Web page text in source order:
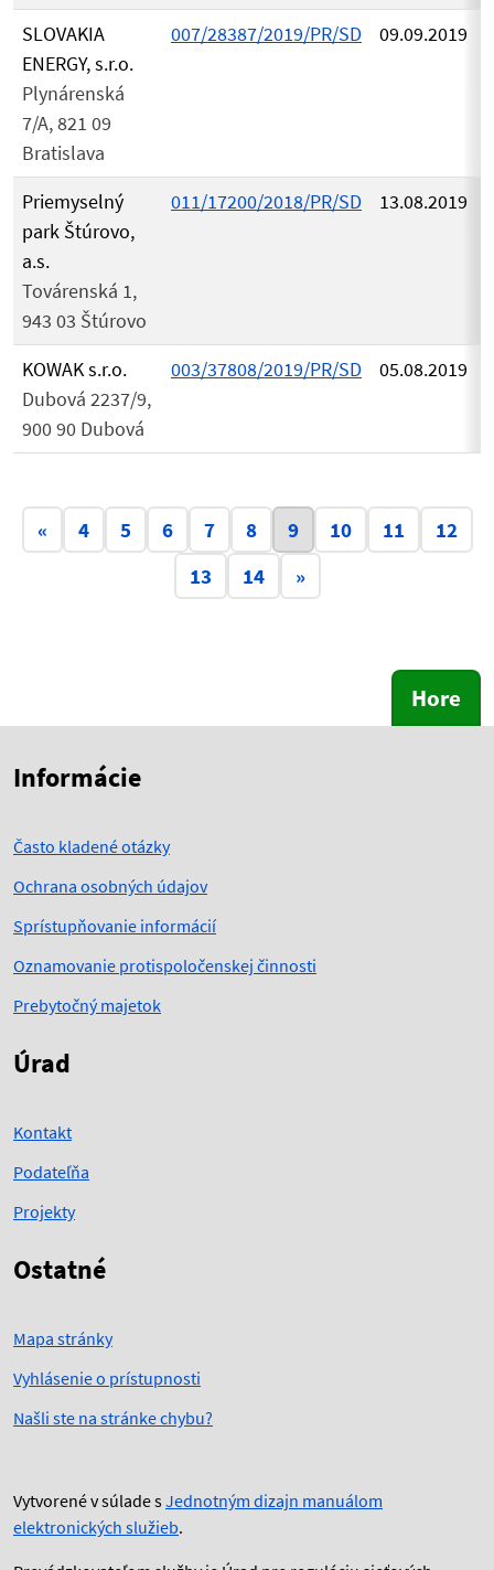
SLOVAKIA
ENERGY, s.r.o.
Plynárenská
7/A, 821 09
Bratislava
007/28387/2019/PR/SD 09.09.2019
Priemyselný
park Štúrovo,
a.s.
Továrenská 1,
943 03 Štúrovo
011/17200/2018/PR/SD 13.08.2019
KOWAK s.r.o.
Dubová 2237/9,
900 90 Dubová
003/37808/2019/PR/SD 05.08.2019
« 4 5 6 7 8 9Aktuálna stránka 9
10 11
12
13
14 »
Hore
Informácie
Často kladené otázky
Ochrana osobných údajov
Sprístupňovanie informácií
Oznamovanie protispoločenskej činnosti
Prebytočný majetok
Úrad
Kontakt
Podateľňa
Projekty
Ostatné
Mapa stránky
Vyhlásenie o prístupnosti
Našli ste na stránke chybu?
Vytvorené v súlade sJednotným dizajn manuálom
elektronických služieb.